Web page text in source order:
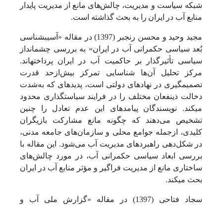
شبکه سیاست و مدیریت، چالش‌های مانع از مدیریت پایدار
منابع آب در ایران را به بحث گذاشته است.
مجید وحید و محسن رنجبر (1397) در مقاله «آسیب­شناسی
بُعد سیاسی حکمرانی آب در ایران» به بررسی چشم­انداز
سیاسی تأثیرگذار بر حاکمیت آب در ایران پرداخته­اند.
مرکز تحلیل آن‌ها شناسایی تمرکز بیش‌از‌حد قدرت
تصمیم­گیری در نهادهای دولتی است، پدیده­ای که به‌شدت
دخالت ذی­نفعان مختلف را در فرایند سیاست­گذاری محدود
می­کند. نویسندگان پیامدهای این عدم تعادل را چنین
تشخیص می‌دهند که چگونه مانع مشارکت بازیگران
کلیدی، ازجمله جوامع محلی و سازمان‌های جامعه مدنی،
در شکل‌دهی راهبرد‌های مدیریت آب می‌شود. این مقاله با
بررسی ابعاد سیاسی حکمرانی آب، در مورد چالش‌های
ساختاری مانع از مدیریت فراگیر و مؤثر منابع آب در ایران
بحث می­کند.
سجاد فتاحی (1397) در مقاله «گزارش ملی آب و